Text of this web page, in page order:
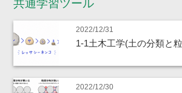
共通学習ツール
2022/12/31
1-1土木工学(土の分類と
2022/12/30